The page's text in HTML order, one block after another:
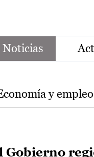
Noticias
y empleo
Gobierno